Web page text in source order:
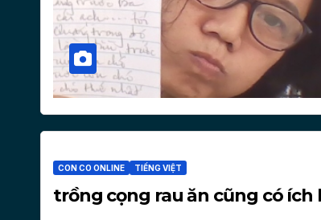
CON CO ONLINE TIẾNG VIỆT
trồng cọng rau ăn cũng có ích